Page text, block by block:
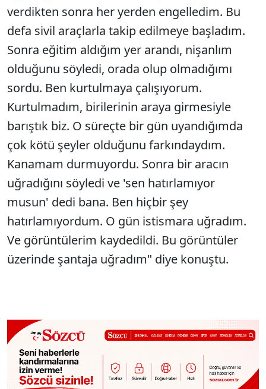
verdikten sonra her yerden engelledim. Bu
defa sivil araçlarla takip edilmeye başladım.
Sonra eğitim aldığım yer arandı, nişanlım
olduğunu söyledi, orada olup olmadığımı
sordu. Ben kurtulmaya çalışıyorum.
Kurtulmadım, birilerinin araya girmesiyle
barıştık biz. O süreçte bir gün uyandığımda
çok kötü şeyler olduğunu farkındaydım.
Kanamam durmuyordu. Sonra bir aracın
uğradığını söyledi ve 'sen hatırlamıyor
musun' dedi bana. Ben hiçbir şey
hatırlamıyordum. O gün istismara uğradım.
Ve görüntülerim kaydedildi. Bu görüntüler
üzerinde şantaja uğradım" diye konuştu.